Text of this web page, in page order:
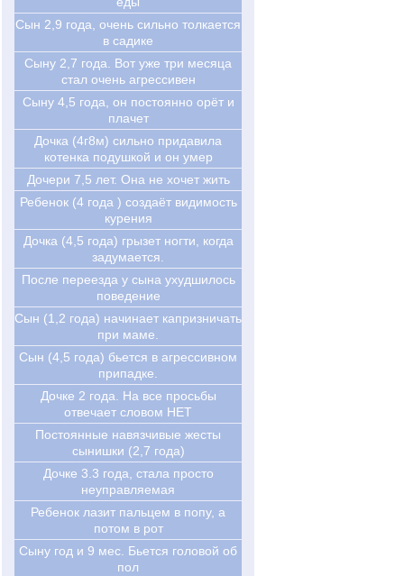
Cын 2,9 года, очень сильно толкается
в садике
Cыну 2,7 года. Вот уже три месяца
стал очень агрессивен
Cыну 4,5 года, он постоянно орёт и
плачет
Дочка (4г8м) сильно придавила
котенка подушкой и он умер
Дочери 7,5 лет. Она не хочет жить
Ребенок (4 года ) создаёт видимость
курения
Дочка (4,5 года) грызет ногти, когда
задумается.
После переезда у сына ухудшилось
поведение
Сын (1,2 года) начинает капризничать
при маме.
Сын (4,5 года) бьется в агрессивном
припадке.
Дочке 2 года. На все просьбы
отвечает словом НЕТ
Постоянные навязчивые жесты
сынишки (2,7 года)
Дочке 3.3 года, стала просто
неуправляемая
Ребенок лазит пальцем в попу, а
потом в рот
Сыну год и 9 мес. Бьется головой об
пол